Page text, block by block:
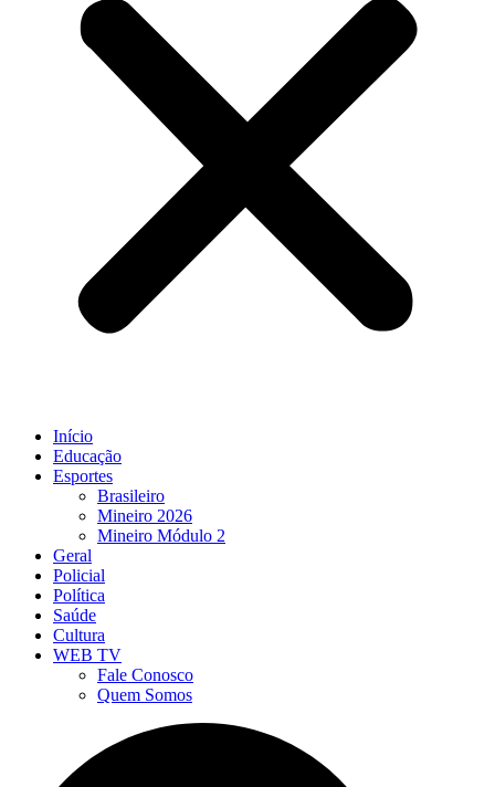
Início
Educação
Esportes
Brasileiro
Mineiro 2026
Mineiro Módulo 2
Geral
Policial
Política
Saúde
Cultura
WEB TV
Fale Conosco
Quem Somos